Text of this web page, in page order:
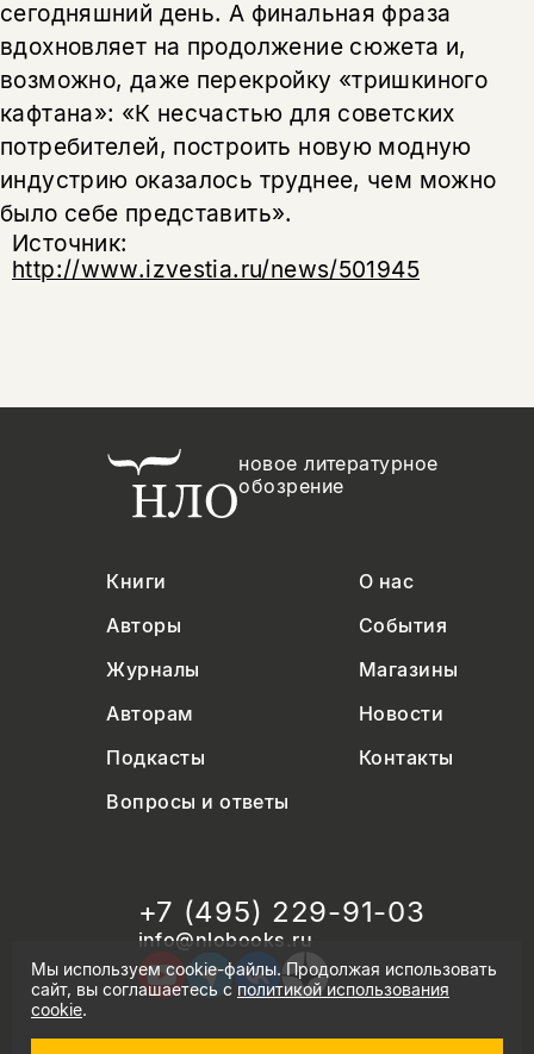
сегодняшний день. А финальная фраза
вдохновляет на продолжение сюжета и,
возможно, даже перекройку «тришкиного
кафтана»: «К несчастью для советских
потребителей, построить новую модную
индустрию оказалось труднее, чем можно
было себе представить».
Источник:
http://www.izvestia.ru/news/501945
новое литературное
обозрение
Книги
О нас
Авторы
События
Журналы
Магазины
Авторам
Новости
Подкасты
Контакты
Вопросы и ответы
+7 (495) 229-91-03
info@nlobooks.ru
Мы используем cookie-файлы. Продолжая использовать
сайт, вы соглашаетесь сполитикой использования
cookie.